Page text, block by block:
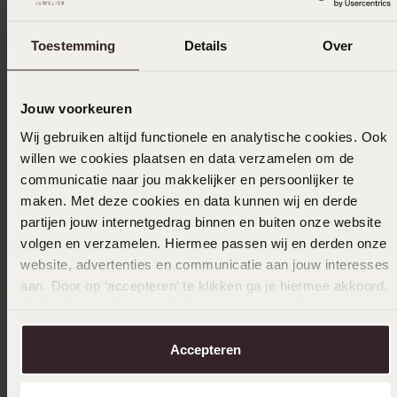
Toestemming Details Over
Jouw voorkeuren
Wij gebruiken altijd functionele en analytische cookies. Ook
willen we cookies plaatsen en data verzamelen om de
communicatie naar jou makkelijker en persoonlijker te
maken. Met deze cookies en data kunnen wij en derde
partijen jouw internetgedrag binnen en buiten onze website
volgen en verzamelen. Hiermee passen wij en derden onze
website, advertenties en communicatie aan jouw interesses
aan. Door op ‘accepteren’ te klikken ga je hiermee akkoord.
over in onscookiebeleid.
Accepteren
Ik ben er blij mee. Staat erg mooi naast de
witgouden ring van jullie met 9 diamantjes
leuke prijs alleen blijf ik telkens hangen in
mijn haar. Dat komt doordat ik gewoon
vergeet dat ik hem om heb.
Toon meer
Selecteer maat & bestel
Ook leuk voor jou